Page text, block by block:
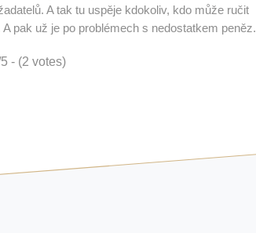
A tak tu uspěje kdokoliv, kdo může ručit
pak už je po problémech s nedostatkem peněz.
- (2 votes)